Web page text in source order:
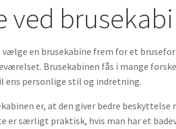
ved
vælge en brusekabine frem for et
Brusekabinen fås i mange
ens personlige stil og indretning.
er, at den giver bedre
er særligt praktisk, hvis man har et